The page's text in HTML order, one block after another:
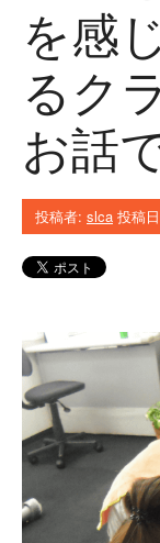
を感
るク
お話
投稿者: slca 投稿